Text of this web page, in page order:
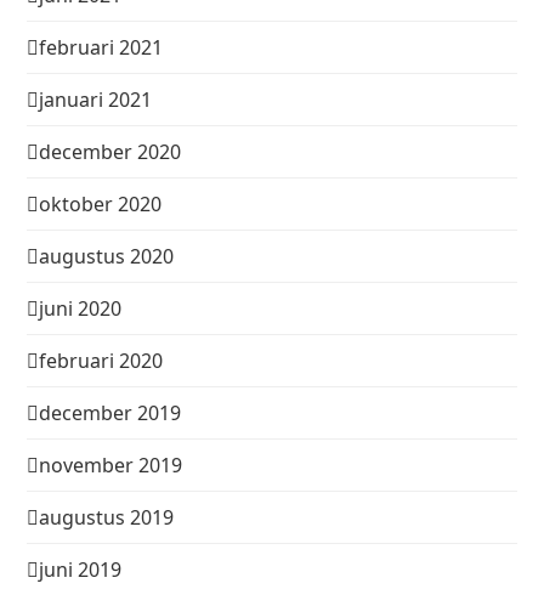
februari 2021
januari 2021
december 2020
oktober 2020
augustus 2020
juni 2020
februari 2020
december 2019
november 2019
augustus 2019
juni 2019